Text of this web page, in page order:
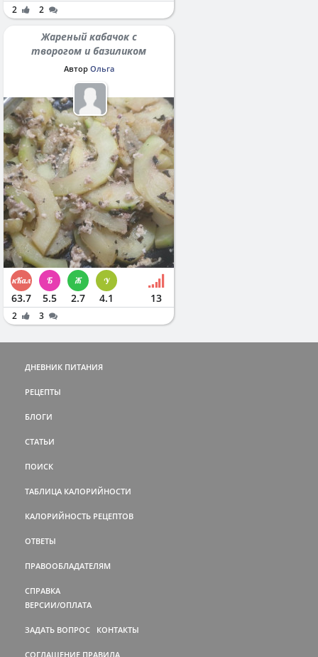
2 2
Жареный кабачок с
творогом и базиликом
Автор Ольга
63.7 5.5 2.7 4.1 13
2 3
ДНЕВНИК ПИТАНИЯ
РЕЦЕПТЫ
БЛОГИ
СТАТЬИ
ПОИСК
ТАБЛИЦА КАЛОРИЙНОСТИ
КАЛОРИЙНОСТЬ РЕЦЕПТОВ
ОТВЕТЫ
ПРАВООБЛАДАТЕЛЯМ
СПРАВКА
ВЕРСИИ/ОПЛАТА
ЗАДАТЬ ВОПРОС КОНТАКТЫ
СОГЛАШЕНИЕ ПРАВИЛА